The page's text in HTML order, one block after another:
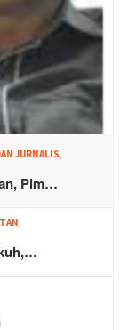
JURNALIS,
Pim…
,